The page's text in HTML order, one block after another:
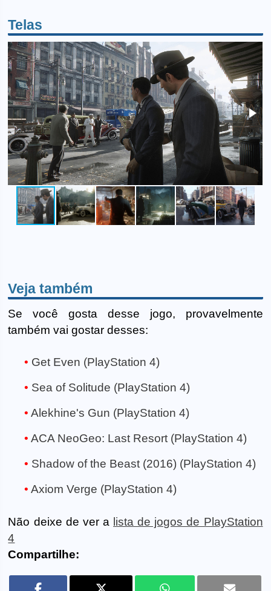
Telas
Veja também
Se você gosta desse jogo, provavelmente
também vai gostar desses:
Get Even (PlayStation 4)
Sea of Solitude (PlayStation 4)
Alekhine's Gun (PlayStation 4)
ACA NeoGeo: Last Resort (PlayStation 4)
Shadow of the Beast (2016) (PlayStation 4)
Axiom Verge (PlayStation 4)
Não deixe de ver a lista de jogos de PlayStation
4
Compartilhe: